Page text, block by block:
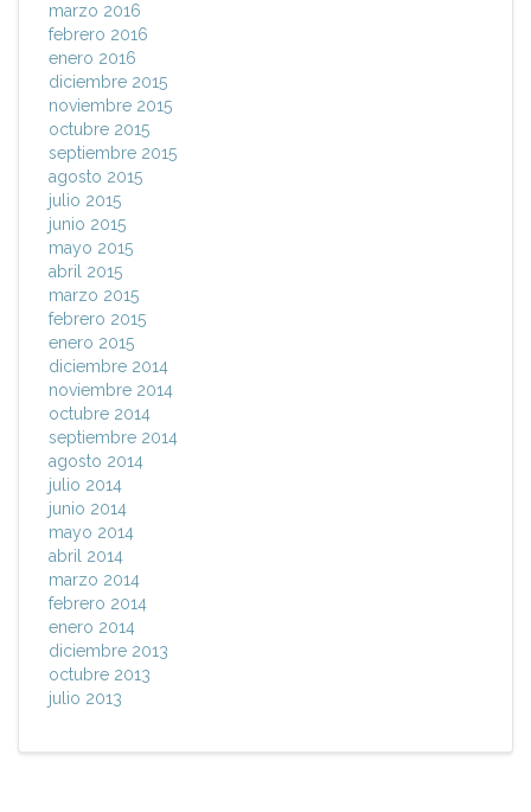
marzo 2016
febrero 2016
enero 2016
diciembre 2015
noviembre 2015
octubre 2015
septiembre 2015
agosto 2015
julio 2015
junio 2015
mayo 2015
abril 2015
marzo 2015
febrero 2015
enero 2015
diciembre 2014
noviembre 2014
octubre 2014
septiembre 2014
agosto 2014
julio 2014
junio 2014
mayo 2014
abril 2014
marzo 2014
febrero 2014
enero 2014
diciembre 2013
octubre 2013
julio 2013